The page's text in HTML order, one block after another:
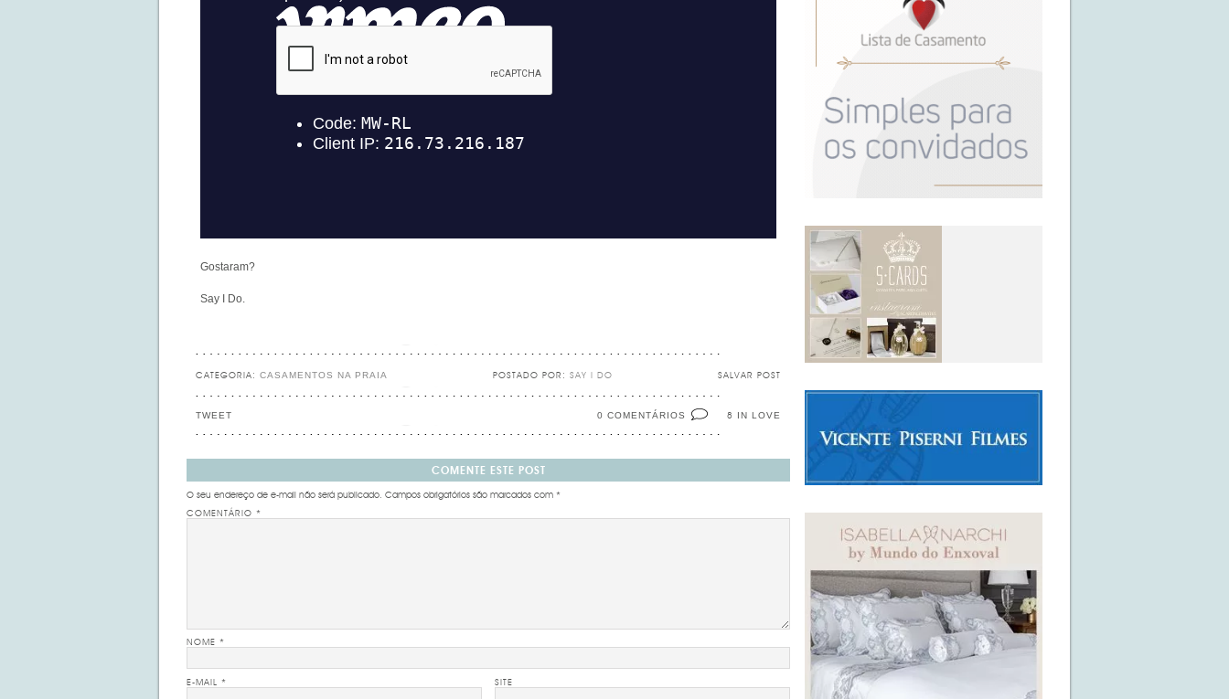
Gostaram?
Say I Do.
CATEGORIA: CASAMENTOS NA PRAIA SALVAR POST
POSTADO POR: SAY I DO
8 IN LOVE
0 COMENTÁRIOS
TWEET
COMENTE ESTE POST
O seu endereço de e-mail não será publicado. Campos obrigatórios são marcados com *
COMENTÁRIO *
NOME *
E-MAIL * SITE